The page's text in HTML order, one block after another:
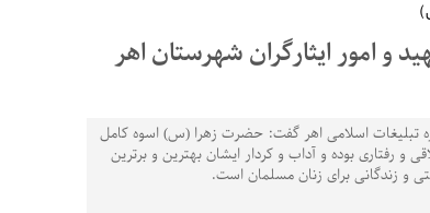
و امور ایثارگران شهرستان اهر
تبلیغات اسلامی اهر گفت: حضرت زهرا (س) اسوه کامل
و رفتاری بوده و آداب و کردار ایشان بهترین و برترین
و زندگانی برای زنان مسلمان است.